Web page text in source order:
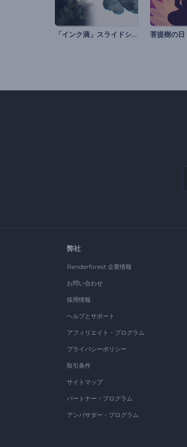
「インク滴」スライドショー
弊社
Renderforest 企業情報
お問い合わせ
採用情報
ヘルプとサポート
アフィリエイト・プログラム
プライバシーポリシー
取引条件
サイトマップ
パートナー・プログラム
アンバサダー・プログラム